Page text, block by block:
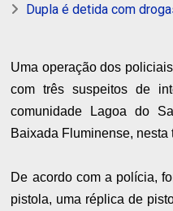
Dupla é detida com
Uma operação dos
com três suspeitos de
comunidade Lagoa do
Baixada Fluminense, nesta
De acordo com a polícia,
pistola, uma réplica de